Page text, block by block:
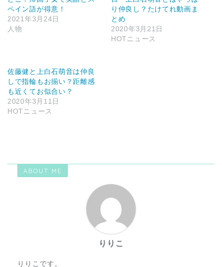
ペイン語が得意！
2021年3月24日
人物
り仲良し？たけてれ動画ま
とめ
2020年3月21日
HOTニュース
佐藤健と上白石萌音は仲良
しで指輪もお揃い？距離感
も近くてお似合い？
2020年3月11日
HOTニュース
ABOUT ME
りりこ
りりこです。